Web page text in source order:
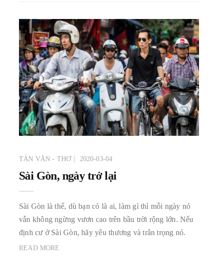
TẢN VĂN - THƠ 2020-03-04
Sài Gòn, ngày trở lại
Sài Gòn là thế, dù bạn có là ai, làm gì thì mỗi ngày nó
vẫn không ngừng vươn cao trên bầu trời rộng lớn. Nếu
định cư ở Sài Gòn, hãy yêu thương và trân trọng nó.
READ MORE